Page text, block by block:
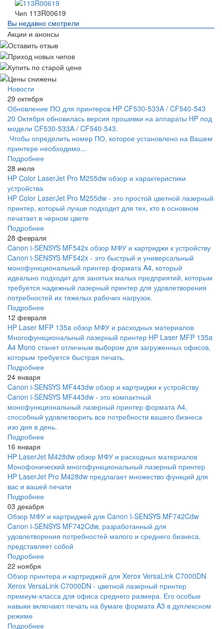
Чип 113R00619
Вы недавно смотрели
Акции и анонсы
Новости
29 октября
Обновление ПО для принтеров HP CF530-533A / CF540-543
20 Октября обновилась версия прошивки на аппараты HP под
модели CF530-533A / CF540-543.
.Чтобы определить номер ПО, которое установлено на Вашем
принтере необходимо...
Подробнее
28 июля
HP Color LaserJet Pro M255dw обзор и характеристики
устройства
HP Color LaserJet Pro M255dw - это простой цветной лазерный
принтер, который лучше подходит для тех, кто в основном
печатает в черном цвете
Подробнее
28 февраля
Canon i-SENSYS MF542x обзор МФУ и картриджи к устройству
Canon i-SENSYS MF542x - это быстрый и универсальный
монофункциональный принтер формата A4, который
идеально подходит для занятых малых предприятий, которым
требуется надежный лазерный принтер для удовлетворения
потребностей их тяжелых рабочих нагрузок.
Подробнее
12 февраля
HP Laser MFP 135a обзор МФУ и расходных материалов
Многофункциональный лазерный принтер HP Laser MFP 135a
A4 Mono станет отличным выбором для загруженных офисов,
которым требуется быстрая печать.
Подробнее
24 января
Canon i-SENSYS MF443dw обзор и картриджи к устройству
Canon i-SENSYS MF443dw - это компактный
монофункциональный лазерный принтер формата А4,
способный удовлетворить все потребности вашего бизнеса
изо дня в день.
Подробнее
16 января
HP LaserJet M428dw обзор МФУ и расходных материалов
Монофонический многофункциональный лазерный принтер
HP LaserJet Pro M428dw предлагает множество функций для
вас и вашей печати
Подробнее
03 декабря
Обзор МФУ и картриджей для Canon I-SENSYS MF742Cdw
Canon i-SENSYS MF742Cdw, разработанный для
удовлетворения потребностей малого и среднего бизнеса,
представляет собой
Подробнее
22 ноября
Обзор принтера и картриджей для Xerox VersaLink C7000DN
Xerox VersaLink C7000DN - цветной лазерный принтер
премиум-класса для офиса среднего размера. Его особые
навыки включают печать на бумаге формата A3 в дуплексном
режиме
Подробнее